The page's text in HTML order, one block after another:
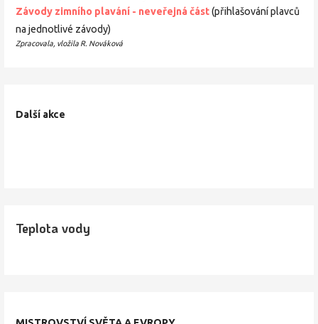
Závody zimního plavání - neveřejná část(přihlašování plavců
na jednotlivé závody)
Zpracovala, vložila R. Nováková
Další akce
Teplota vody